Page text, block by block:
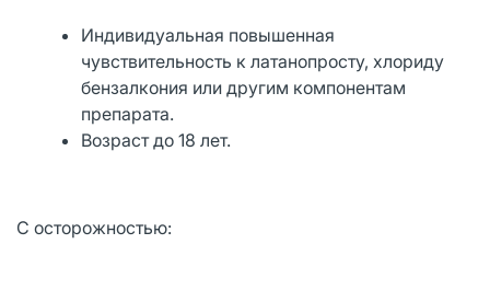
Индивидуальная повышенная
чувствительность к латанопросту, хлориду
бензалкония или другим компонентам
препарата.
Возраст до 18 лет.
С осторожностью: